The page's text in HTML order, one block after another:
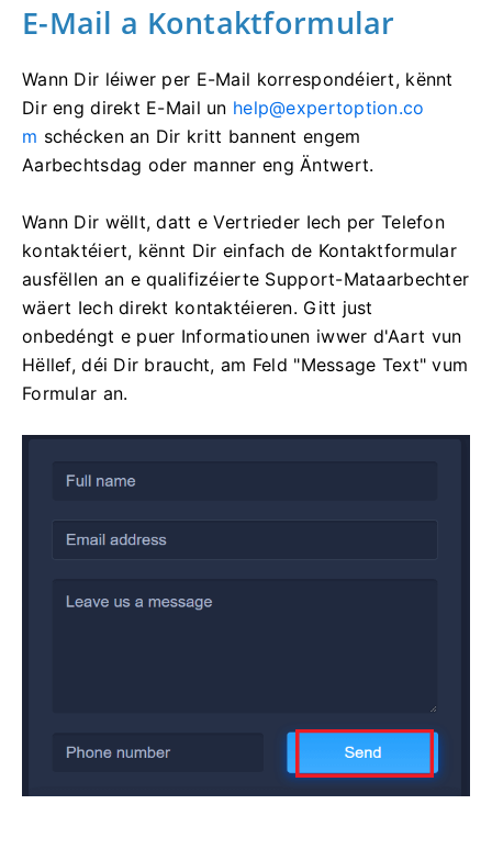
E-Mail a Kontaktformular
Wann Dir léiwer per E-Mail korrespondéiert, kënnt
Dir eng direkt E-Mail un help@expertoption.co
m schécken an Dir kritt bannent engem
Aarbechtsdag oder manner eng Äntwert.
Wann Dir wëllt, datt e Vertrieder Iech per Telefon
kontaktéiert, kënnt Dir einfach de Kontaktformular
ausfëllen an e qualifizéierte Support-Mataarbechter
wäert Iech direkt kontaktéieren. Gitt just
onbedéngt e puer Informatiounen iwwer d'Aart vun
Hëllef, déi Dir braucht, am Feld "Message Text" vum
Formular an.